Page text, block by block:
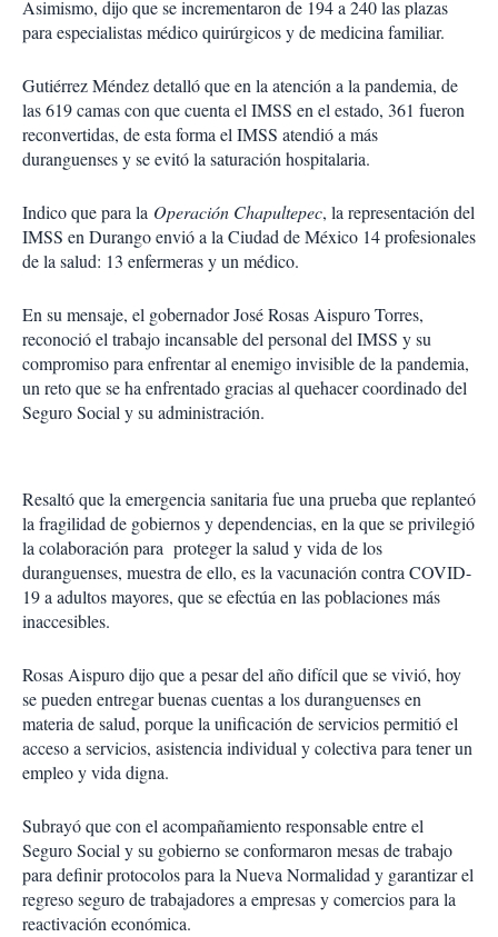
Asimismo, dijo que se incrementaron de 194 a 240 las plazas
para especialistas médico quirúrgicos y de medicina familiar.
Gutiérrez Méndez detalló que en la atención a la pandemia, de
las 619 camas con que cuenta el IMSS en el estado, 361 fueron
reconvertidas, de esta forma el IMSS atendió a más
duranguenses y se evitó la saturación hospitalaria.
Indico que para la Operación Chapultepec, la representación del
IMSS en Durango envió a la Ciudad de México 14 profesionales
de la salud: 13 enfermeras y un médico.
En su mensaje, el gobernador José Rosas Aispuro Torres,
reconoció el trabajo incansable del personal del IMSS y su
compromiso para enfrentar al enemigo invisible de la pandemia,
un reto que se ha enfrentado gracias al quehacer coordinado del
Seguro Social y su administración.
Resaltó que la emergencia sanitaria fue una prueba que replanteó
la fragilidad de gobiernos y dependencias, en la que se privilegió
la colaboración para proteger la salud y vida de los
duranguenses, muestra de ello, es la vacunación contra COVID-
19 a adultos mayores, que se efectúa en las poblaciones más
inaccesibles.
Rosas Aispuro dijo que a pesar del año difícil que se vivió, hoy
se pueden entregar buenas cuentas a los duranguenses en
materia de salud, porque la unificación de servicios permitió el
acceso a servicios, asistencia individual y colectiva para tener un
empleo y vida digna.
Subrayó que con el acompañamiento responsable entre el
Seguro Social y su gobierno se conformaron mesas de trabajo
para definir protocolos para la Nueva Normalidad y garantizar el
regreso seguro de trabajadores a empresas y comercios para la
reactivación económica.